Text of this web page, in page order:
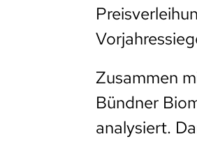
Zusammen
Bündner
analysiert.